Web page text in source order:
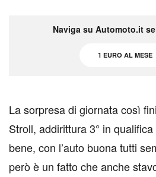
Naviga su Automoto.it
1 EURO AL MESE
La sorpresa di giornata così
Stroll, addirittura 3° in
bene, con l’auto buona tutti
però è un fatto che anche